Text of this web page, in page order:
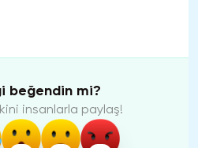
beğendin mi?
insanlarla paylaş!